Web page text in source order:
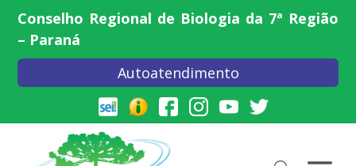
Conselho Regional de Biologia da 7ª Região
– Paraná
Autoatendimento